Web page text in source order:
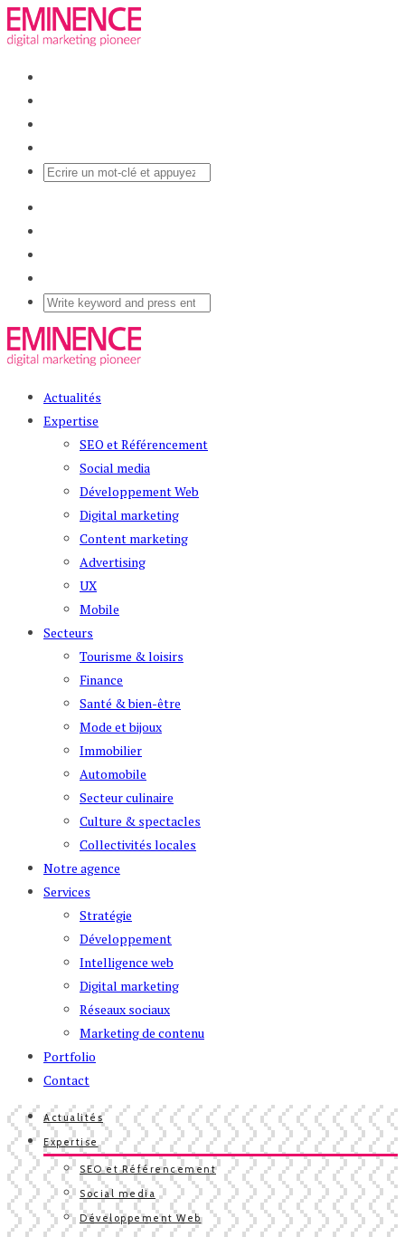
Actualités
Expertise
SEO et Référencement
Social media
Développement Web
Digital marketing
Content marketing
Advertising
UX
Mobile
Secteurs
Tourisme & loisirs
Finance
Santé & bien-être
Mode et bijoux
Immobilier
Automobile
Secteur culinaire
Culture & spectacles
Collectivités locales
Notre agence
Services
Stratégie
Développement
Intelligence web
Digital marketing
Réseaux sociaux
Marketing de contenu
Portfolio
Contact
Actualités
Expertise
SEO et Référencement
Social media
Développement Web